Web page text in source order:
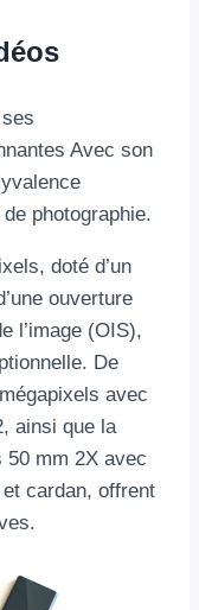
Avec son
photographie.
doté d’un
ouverture
l’image (OIS),
De
avec
ainsi que la
50 mm 2X avec
cardan, offrent